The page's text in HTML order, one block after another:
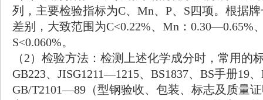
列，主要检验指标为C、Mn、P、S四项。根据
差别，大致范围为C<0.22%、Mn：0.30—0.65%
S<0.060%。
（2）检验方法：检测上述化学成分时，常用的
GB223、JISG1211—1215、BS1837、BS手册19
GB/T2101—89（型钢验收、包装、标志及质量